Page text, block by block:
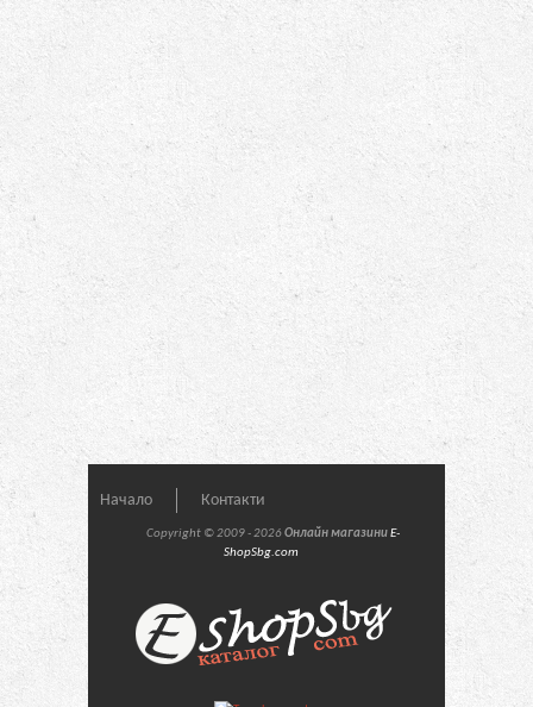
Начало Контакти
Copyright © 2009 - 2026Онлайн магазини E-
ShopSbg.com